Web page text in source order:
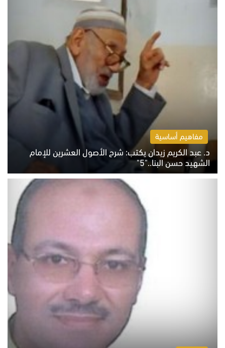
مفاهيم أساسية
د. عبد الكريم زيدان يكتب: شرح الأصول العشرين للإمام
الشهيد حسن البنا.."5"
السبت 8 أغسطس 2026 10:46 ص